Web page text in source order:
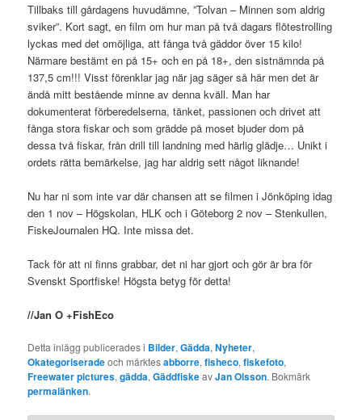
Tillbaks till gårdagens huvudämne, ”Tolvan – Minnen som aldrig
sviker”. Kort sagt, en film om hur man på två dagars flötestrolling
lyckas med det omöjliga, att fånga två gäddor över 15 kilo!
Närmare bestämt en på 15+ och en på 18+, den sistnämnda på
137,5 cm!!! Visst förenklar jag när jag säger så här men det är
ändå mitt bestående minne av denna kväll. Man har
dokumenterat förberedelserna, tänket, passionen och drivet att
fånga stora fiskar och som grädde på moset bjuder dom på
dessa två fiskar, från drill till landning med härlig glädje… Unikt i
ordets rätta bemärkelse, jag har aldrig sett något liknande!
Nu har ni som inte var där chansen att se filmen i Jönköping idag
den 1 nov – Högskolan, HLK och i Göteborg 2 nov – Stenkullen,
FiskeJournalen HQ. Inte missa det.
Tack för att ni finns grabbar, det ni har gjort och gör är bra för
Svenskt Sportfiske! Högsta betyg för detta!
//Jan O +FishEco
Detta inlägg publicerades i Bilder,Gädda,Nyheter,
Okategoriseradeoch märktesabborre,fisheco,fiskefoto,
Freewater pictures,gädda,GäddfiskeavJan Olsson. Bokmärk
permalänken.